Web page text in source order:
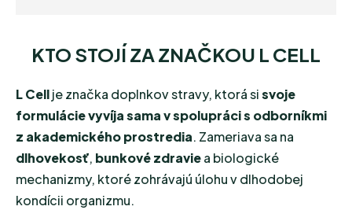
KTO STOJÍ ZA ZNAČKOU L CELL
L Cellje značka doplnkov stravy, ktorá sisvoje
formulácie vyvíja sama v spolupráci s odborníkmi
z akademického prostredia. Zameriava sa na
dlhovekosť, bunkové zdraviea biologické
mechanizmy, ktoré zohrávajú úlohu v dlhodobej
kondícii organizmu.